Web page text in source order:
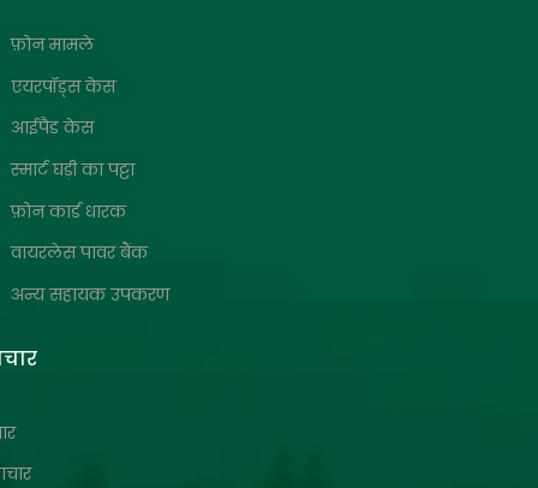
फ़ोन मामले
एयरपॉड्स केस
आईपैड केस
स्मार्ट घड़ी का पट्टा
फ़ोन कार्ड धारक
वायरलेस पावर बैंक
अन्य सहायक उपकरण